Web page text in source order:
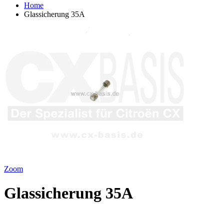
Home
Glassicherung 35A
Zoom
Glassicherung 35A